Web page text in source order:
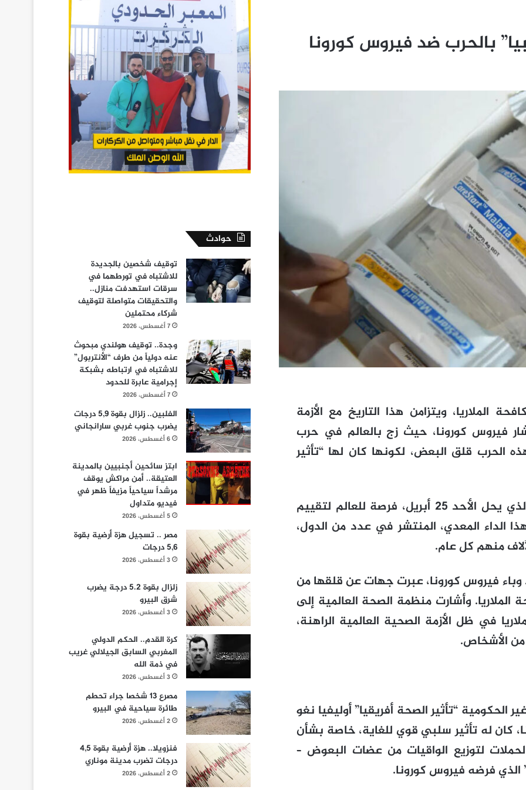
بالحرب ضد فيروس كورونا
لمكافحة الملاريا، ويتزامن هذا التاريخ مع الأزمة
فيروس كورونا، حيث زج بالعالم في حرب
الحرب قلق البعض، لكونها كان لها “تأثير
يعتبر اليوم العالمي لمكافحة الملاريا، الذي يحل الأحد 25 أبريل، فرصة للعالم لتقييم
الداء المعدي، المنتشر في عدد من الدول،
منهم كل عام.
فيروس كورونا، عبرت جهات عن قلقها من
وأشارت منظمة الصحة العالمية إلى
في ظل الأزمة الصحية العالمية الراهنة،
الأشخاص.
“تأثير الصحة أفريقيا” أوليفيا نغو
كورونا، كان له تأثير سلبي قوي للغاية، خاصة بشأن
لتوزيع الواقيات من عضات البعوض –
الذي فرضه فيروس كورونا.
حوادث
توقيف شخصين بالجديدة
للاشتباه في تورطهما في
سرقات استهدفت منازل..
والتحقيقات متواصلة لتوقيف
شركاء محتملين
7 أغسطس، 2026
وجدة.. توقيف هولندي مبحوث
عنه دولياً من طرف “الأنتربول”
للاشتباه في ارتباطه بشبكة
إجرامية عابرة للحدود
7 أغسطس، 2026
الفلبين.. زلزال بقوة 5,9 درجات
يضرب جنوب غربي سارانجاني
6 أغسطس، 2026
ابتز سائحين أجنبيين بالمدينة
العتيقة.. أمن مراكش يوقف
مرشداً سياحياً مزيفاً ظهر في
فيديو متداول
5 أغسطس، 2026
مصر .. تسجيل هزة أرضية بقوة
5,6 درجات
3 أغسطس، 2026
زلزال بقوة 5.2 درجة يضرب
شرق البيرو
3 أغسطس، 2026
كرة القدم.. الحكم الدولي
المغربي السابق الجيلالي غريب
في ذمة الله
3 أغسطس، 2026
مصرع 13 شخصا جراء تحطم
طائرة سياحية في البيرو
2 أغسطس، 2026
فنزويلا.. هزة أرضية بقوة 4,5
درجات تضرب مدينة موناري
2 أغسطس، 2026